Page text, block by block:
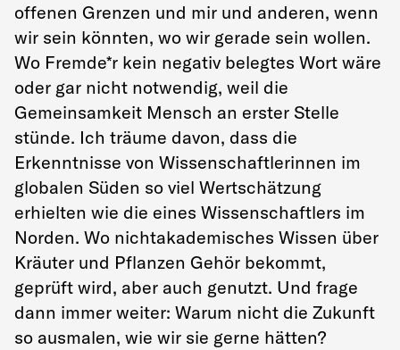
offenen Grenzen und mir und anderen, wenn
wir sein könnten, wo wir gerade sein wollen.
Wo Fremde*r kein negativ belegtes Wort wäre
oder gar nicht notwendig, weil die
Gemeinsamkeit Mensch an erster Stelle
stünde. Ich träume davon, dass die
Erkenntnisse von Wissenschaftlerinnen im
globalen Süden so viel Wertschätzung
erhielten wie die eines Wissenschaftlers im
Norden. Wo nichtakademisches Wissen über
Kräuter und Pflanzen Gehör bekommt,
geprüft wird, aber auch genutzt. Und frage
dann immer weiter: Warum nicht die Zukunft
so ausmalen, wie wir sie gerne hätten?